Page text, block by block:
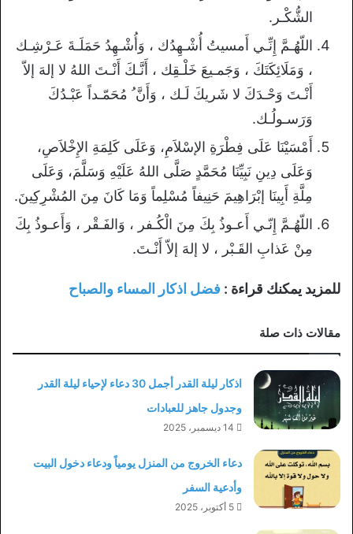
الشُّكْـر.
اللّهُـمَّ إِنِّـي أَمسيتُ أُشْـهِدُك ، وَأُشْـهِدُ حَمَلَـةَ عَـرْشِـك
، وَمَلَائِكَتَكَ ، وَجَمـيعَ خَلْـقِك ، أَنَّـكَ أَنْـتَ اللهُ لا إلهَ إلاّ
أَنْـتَ وَحْـدَكَ لا شَريكَ لَـك ، وَأَنَّ ُ مُحَمّـداً عَبْـدُكَ
وَرَسـولُـك.
أَمْسَيْنَا عَلَى فِطْرَةِ الإسْلاَمِ، وَعَلَى كَلِمَةِ الإِخْلاَصِ،
وَعَلَى دِينِ نَبِيِّنَا مُحَمَّدٍ صَلَّى اللهُ عَلَيْهِ وَسَلَّمَ، وَعَلَى
مِلَّةِ أَبِينَا إبْرَاهِيمَ حَنِيفاً مُسْلِماً وَمَا كَانَ مِنَ المُشْرِكِينَ.
اللّهُـمَّ إِنّـي أَعـوذُ بِكَ مِنَ الْكُـفر ، وَالفَـقْر ، وَأَعـوذُ بِكَ
مِنْ عَذابِ القَـبْر ، لا إلهَ إلاّ أَنْـتَ.
للمزيد يمكنك قراءة : فضل اذكار المساء والصباح
مقالات ذات صلة
اذكار ليلة القدر أجمل 30 دعاء لإحياء ليلة القدر
وجدول جاهز للعبادات
14 ديسمبر، 2025
دعاء الخروج من المنزل يومياً ودعاء دخول البيت
وأدعية السفر
5 أكتوبر، 2025